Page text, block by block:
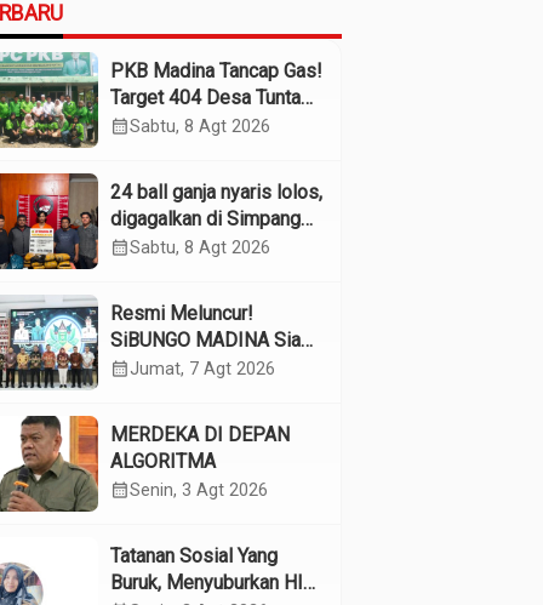
PKB Madina Tancap Gas!
Target 404 Desa Tuntas
Desember, “Pengurus
calendar_monthSabtu, 8 Agt 2026
24 ball ganja nyaris lolos,
digagalkan di Simpang
Empat Panyabungan
calendar_monthSabtu, 8 Agt 2026
Resmi Meluncur!
SiBUNGO MADINA Siap
Optimalkan Pendapatan
calendar_monthJumat, 7 Agt 2026
MERDEKA DI DEPAN
ALGORITMA
calendar_monthSenin, 3 Agt 2026
Tatanan Sosial Yang
Buruk, Menyuburkan HIV